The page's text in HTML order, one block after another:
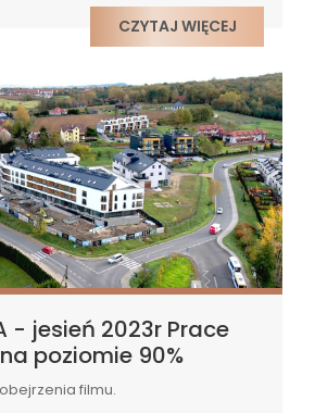
CZYTAJ WIĘCEJ
- jesień 2023r Prace
poziomie 90%
filmu.